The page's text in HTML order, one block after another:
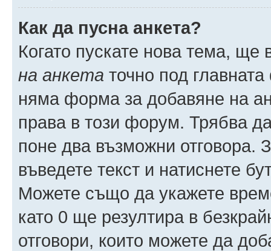
Как да пусна анкета?
Когато пускате нова тема,
на анкета точно под
няма форма за добавяне на
права в този форум. Трябва
поне два възможни отговора.
въведете текст и натиснете
Можете също да укажете
като 0 ще резултира в
отговори, които можете да